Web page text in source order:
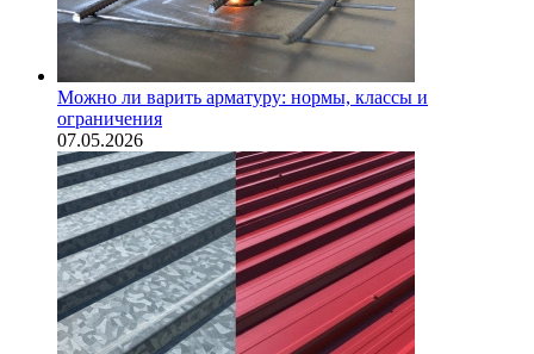
Можно ли варить арматуру: нормы, классы и
ограничения
07.05.2026